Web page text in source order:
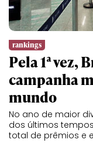
rankings
Pela 1ª vez,
campanha
mundo
No ano de maior
dos últimos
total de prêmios e